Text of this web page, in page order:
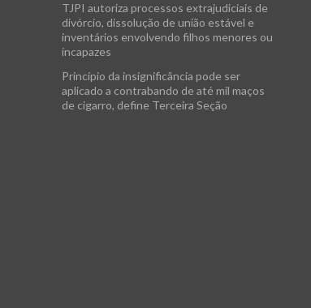
TJPI autoriza processos extrajudiciais de
divórcio, dissolução de união estável e
inventários envolvendo filhos menores ou
incapazes
Princípio da insignificância pode ser
aplicado a contrabando de até mil maços
de cigarro, define Terceira Seção